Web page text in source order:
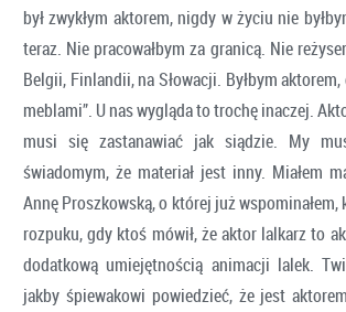
był zwykłym aktorem, nigdy w życiu nie
teraz. Nie pracowałbym za granicą. Nie
Belgii, Finlandii, na Słowacji. Byłbym
meblami”. U nas wygląda to trochę inaczej.
musi się zastanawiać jak siądzie. My
świadomym, że materiał jest inny. Miałem
Annę Proszkowską, o której już wspominałem,
rozpuku, gdy ktoś mówił, że aktor lalkarz to
dodatkową umiejętnością animacji lalek.
jakby śpiewakowi powiedzieć, że jest